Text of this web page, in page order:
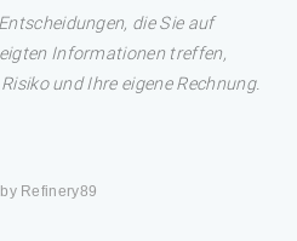
die Sie auf
Informationen treffen,
und Ihre eigene Rechnung.
Refinery89